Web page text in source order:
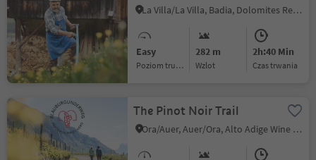
La Villa/La Villa, Badia, Dolomites Region Alta Badia
Easy
Poziom trudności
282 m
Wzlot
2h:40 Min
czas trwania
The Pinot Noir Trail
Ora/Auer, Auer/Ora, Alto Adige Wine Road